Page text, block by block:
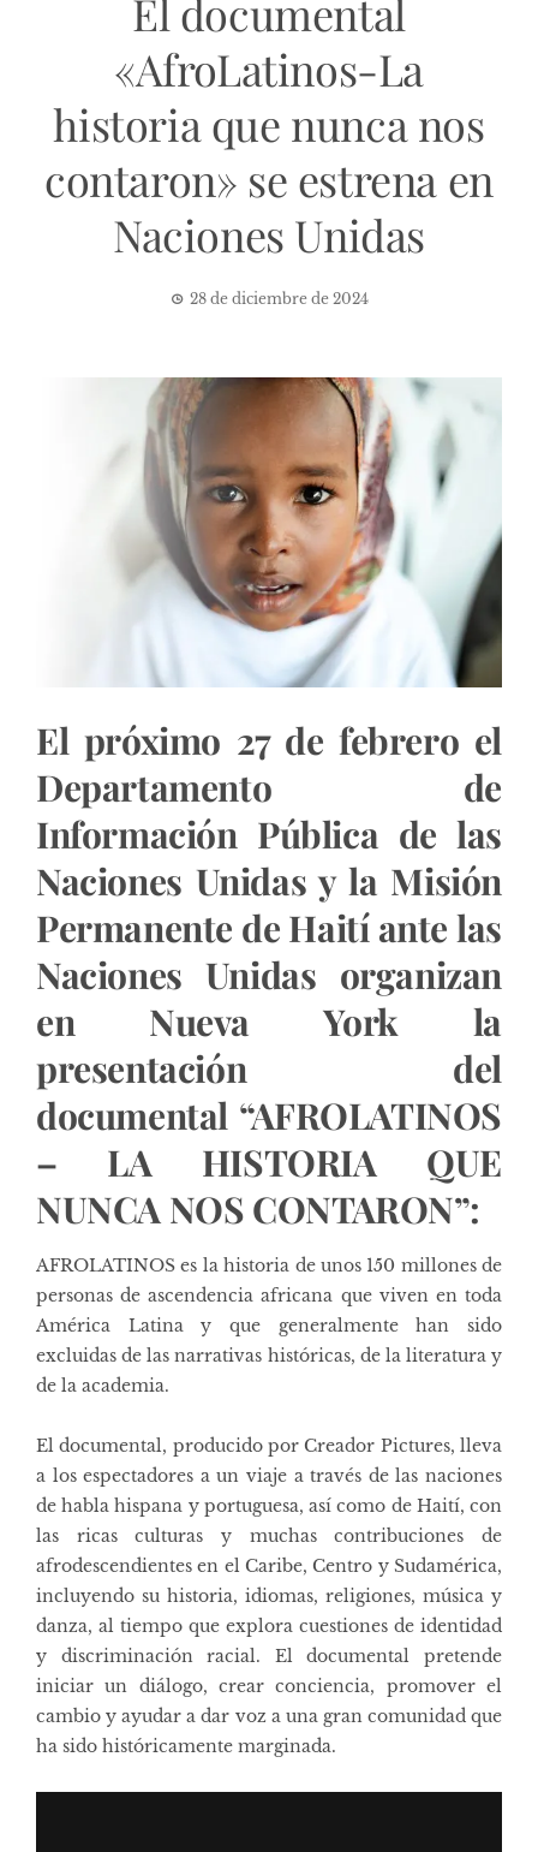
El documental
«AfroLatinos-La
historia que nunca nos
contaron» se estrena en
Naciones Unidas
28 de diciembre de 2024
El próximo 27 de febrero el
Departamento de
Información Pública de las
Naciones Unidas y la Misión
Permanente de Haití ante las
Naciones Unidas organizan
en Nueva York la
presentación del
documental “AFROLATINOS
– LA HISTORIA QUE
NUNCA NOS CONTARON”:
AFROLATINOS es la historia de unos 150 millones de
personas de ascendencia africana que viven en toda
América Latina y que generalmente han sido
excluidas de las narrativas históricas, de la literatura y
de la academia.
El documental, producido por Creador Pictures, lleva
a los espectadores a un viaje a través de las naciones
de habla hispana y portuguesa, así como de Haití, con
las ricas culturas y muchas contribuciones de
afrodescendientes en el Caribe, Centro y Sudamérica,
incluyendo su historia, idiomas, religiones, música y
danza, al tiempo que explora cuestiones de identidad
y discriminación racial. El documental pretende
iniciar un diálogo, crear conciencia, promover el
cambio y ayudar a dar voz a una gran comunidad que
ha sido históricamente marginada.